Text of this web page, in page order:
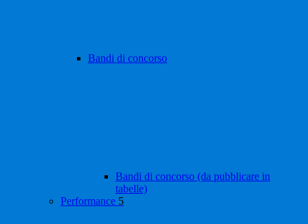
Bandi di concorso
Bandi di concorso (da pubblicare in
tabelle)
Performance 5